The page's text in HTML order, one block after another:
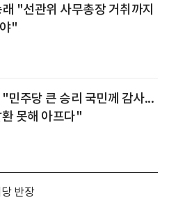
"선관위 사무총장 거취까지
"
민주당 큰 승리 국민께 감사...
못해 아프다"
반장